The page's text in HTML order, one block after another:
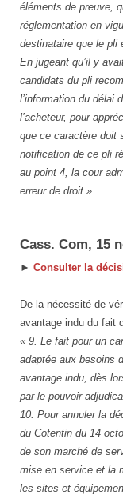
éléments de preuve,
réglementation en
destinataire que le
En jugeant qu’il y
candidats du pli
l’information du délai
l’acheteur, pour
que ce caractère doit
notification de ce pli
au point 4, la cour
erreur de droit ».
Cass. Com, 15
► Consulter la
De la nécessité de
avantage indu du fait
« 9. Le fait pour un
adaptée aux besoins
avantage indu, dès
par le pouvoir
10. Pour annuler la
du Cotentin du 14
de son marché de
mise en service et la
les sites et